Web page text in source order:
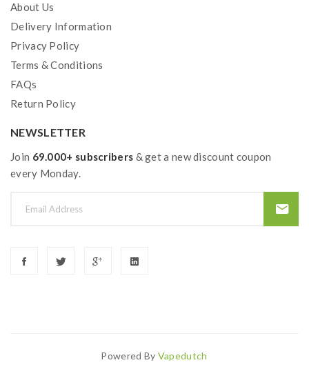
About Us
Delivery Information
Privacy Policy
Terms & Conditions
FAQs
Return Policy
NEWSLETTER
Join 69.000+ subscribers & get a new discount coupon
every Monday.
Powered By Vapedutch